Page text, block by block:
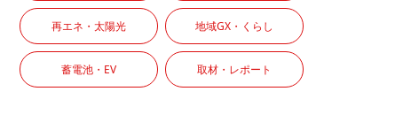
再エネ・太陽光 地域GX・くらし
蓄電池・EV 取材・レポート